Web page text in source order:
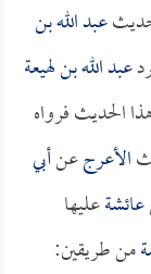
عبد الله بن
عبد الله بن لهيعة
الحديث فرواه
الأعرجعنأبي
عائشةعليها
من طريقين: